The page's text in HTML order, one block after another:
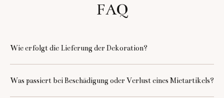
FAQ
Wie erfolgt die Lieferung der Dekoration?
Sie haben bei unseremDekoverleih in Berlinzwei
Möglichkeiten:
Was passiert bei Beschädigung oder Verlust eines Mietartikels?